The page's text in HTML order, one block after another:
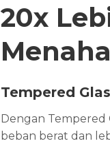
20x
Tempered
Dengan Tempered
beban berat dan